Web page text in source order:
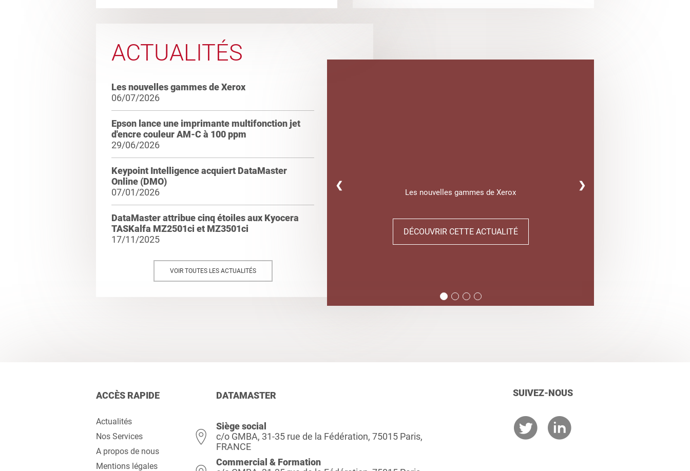
ACTUALITÉS
Les nouvelles gammes de Xerox
06/07/2026
Epson lance une imprimante multifonction jet
d'encre couleur AM-C à 100 ppm
29/06/2026
Keypoint Intelligence acquiert DataMaster
Online (DMO)
07/01/2026
DataMaster attribue cinq étoiles aux Kyocera
TASKalfa MZ2501ci et MZ3501ci
17/11/2025
VOIR TOUTES LES ACTUALITÉS
Les nouvelles gammes de Xerox
DÉCOUVRIR CETTE ACTUALITÉ
❮ ❯
ACCÈS RAPIDE
Actualités
Nos Services
A propos de nous
Mentions légales
DATAMASTER
Siège social
c/o GMBA, 31-35 rue de la Fédération, 75015 Paris,
FRANCE
Commercial & Formation
SUIVEZ-NOUS